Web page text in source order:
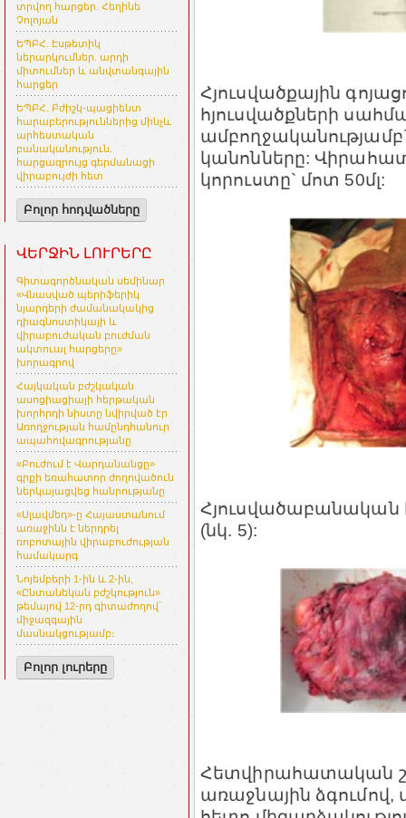
տրվող հարցեր. Հեղինե
Չոլոյան
ԵՊԲՀ. Էսթետիկ
ներարկումներ. արդի
միտումներ և անվտանգային
հարցեր
ԵՊԲՀ. Բժիշկ-պացիենտ
հարաբերություններից մինչև
արհեստական
բանականություն.
հարցազրույց գերմանացի
վիրաբույժի հետ
Բոլոր հոդվածները
ՎԵՐՋԻՆ ԼՈՒՐԵՐԸ
Գիտագործնական սեմինար
«Վնասված պերիֆերիկ
նյարդերի ժամանակակից
դիագնոստիկայի և
վիրաբուժական բուժման
ակտուալ հարցերը»
խորագրով
Հայկական բժշկական
ասոցիացիայի հերթական
խորհրդի նիստը նվիրված էր
Առողջության համընդհանուր
ապահովագրությանը
«Բուժում է Վարդանանցը»
գրքի եռահատոր ժողովածուն
ներկայացվեց հանրությանը
«Սլավմեդ»-ը Հայաստանում
առաջինն է ներդրել
ռոբոտային վիրաբուժության
համակարգ
Նոյեմբերի 1-ին և 2-ին,
«Ընտանեկան բժշկություն»
թեմայով 12-րդ գիտաժողով՝
միջազգային
մասնակցությամբ։
Բոլոր լուրերը
Հյուսվածքային
հյուսվածքների
կանոնները:
կորուստը` մոտ 50մլ:
Հյուսվածաբանական
(նկ. 5):
Հետվիրահատական
առաջնային ձգումով,